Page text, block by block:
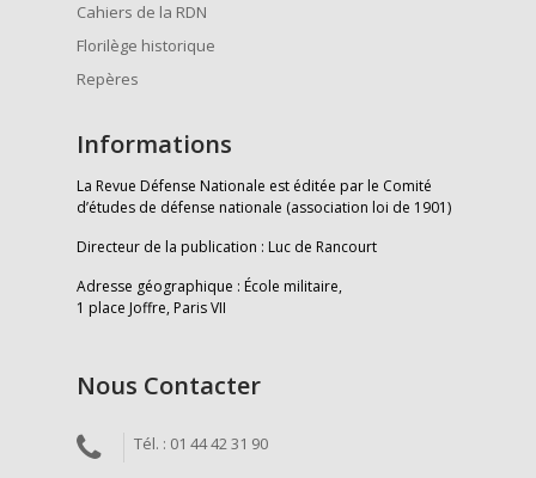
Cahiers de la RDN
Florilège historique
Repères
Informations
La Revue Défense Nationale est éditée par le Comité
d’études de défense nationale (association loi de 1901)
Directeur de la publication : Luc de Rancourt
Adresse géographique : École militaire,
1 place Joffre, Paris VII
Nous Contacter
Tél. : 01 44 42 31 90